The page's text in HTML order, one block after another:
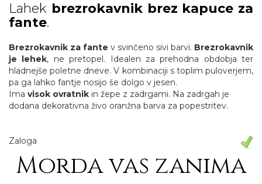
Lahek brezrokavnik brez kapuce za
fante.
Brezrokavnik za fante v svinčeno sivi barvi. Brezrokavnik
je lehek, ne pretopel. Idealen za prehodna obdobja ter
hladnejše poletne dneve. V kombinaciji s toplim puloverjem,
pa ga lahko fantje nosijo še dolgo v jesen.
Ima visok ovratnik in žepe z zadrgami. Na zadrgah je
dodana dekorativna živo oranžna barva za popestritev.
Zaloga
Morda vas zanima